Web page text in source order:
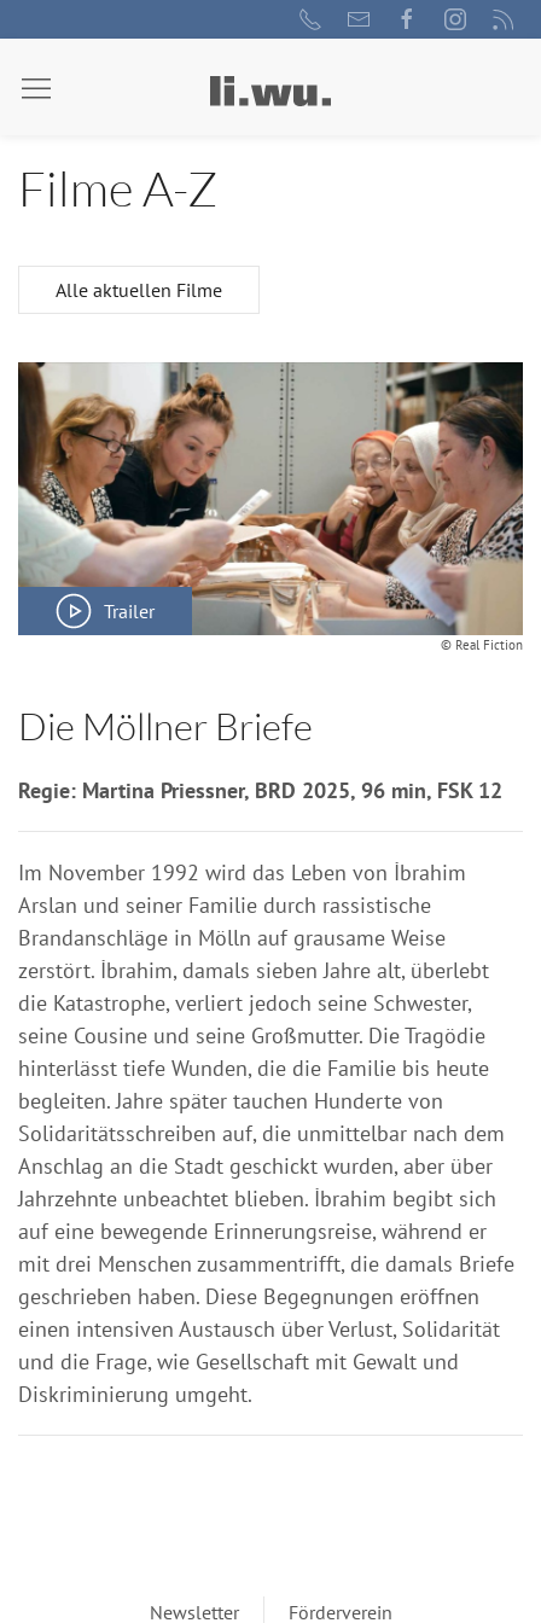
Filme A-Z
Alle aktuellen Filme
Trailer
© Real Fiction
Die Möllner Briefe
Regie: Martina Priessner, BRD 2025, 96 min, FSK 12
Im November 1992 wird das Leben von İbrahim
Arslan und seiner Familie durch rassistische
Brandanschläge in Mölln auf grausame Weise
zerstört. İbrahim, damals sieben Jahre alt, überlebt
die Katastrophe, verliert jedoch seine Schwester,
seine Cousine und seine Großmutter. Die Tragödie
hinterlässt tiefe Wunden, die die Familie bis heute
begleiten. Jahre später tauchen Hunderte von
Solidaritätsschreiben auf, die unmittelbar nach dem
Anschlag an die Stadt geschickt wurden, aber über
Jahrzehnte unbeachtet blieben. İbrahim begibt sich
auf eine bewegende Erinnerungsreise, während er
mit drei Menschen zusammentrifft, die damals Briefe
geschrieben haben. Diese Begegnungen eröffnen
einen intensiven Austausch über Verlust, Solidarität
und die Frage, wie Gesellschaft mit Gewalt und
Diskriminierung umgeht.
Newsletter Förderverein